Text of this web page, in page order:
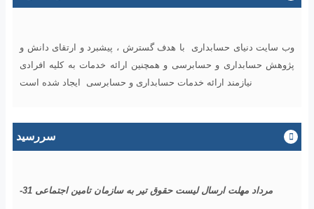
وب سایت دنیای حسابداری با هدف گسترش ، پیشبرد و ارتقای دانش و
پژوهش حسابداری و حسابرسی و همچنین ارائه خدمات به کلیه افرادی
نیازمند ارائه خدمات حسابداری و حسابرسی ایجاد شده است
سررسید
-31 مرداد مهلت ارسال ليست حقوق تیر به سازمان تامین اجتماعی